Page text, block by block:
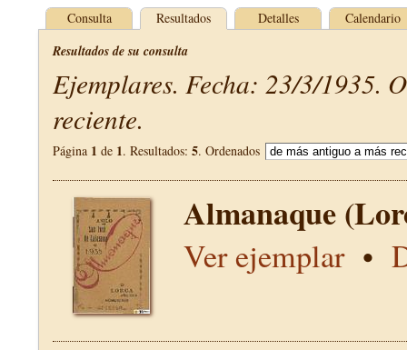
Consulta Resultados Detalles Calendario
Resultados de su consulta
Ejemplares. Fecha: 23/3/1935.
reciente.
Página 1 de 1. Resultados: 5. Ordenados
Almanaque
Ver ejemplar•